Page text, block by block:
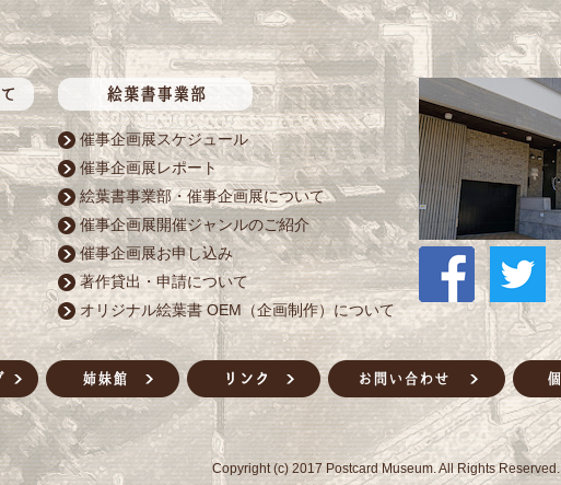
催事企画展スケジュール
催事企画展レポート
絵葉書事業部・催事企画展について
催事企画展開催ジャンルのご紹介
催事企画展お申し込み
著作貸出・申請について
オリジナル絵葉書 OEM（企画制作）について
Copyright (c) 2017 Postcard Museum. All Rights Reserved.